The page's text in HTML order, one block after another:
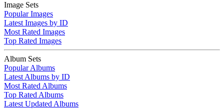
Image Sets
Popular Images
Latest Images by ID
Most Rated Images
Top Rated Images
Album Sets
Popular Albums
Latest Albums by ID
Most Rated Albums
Top Rated Albums
Latest Updated Albums